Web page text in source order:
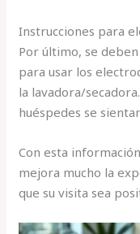
Instrucciones para
Por último, se
para usar los
la lavadora/
huéspedes se
Con esta
mejora mucho la
que su visita sea